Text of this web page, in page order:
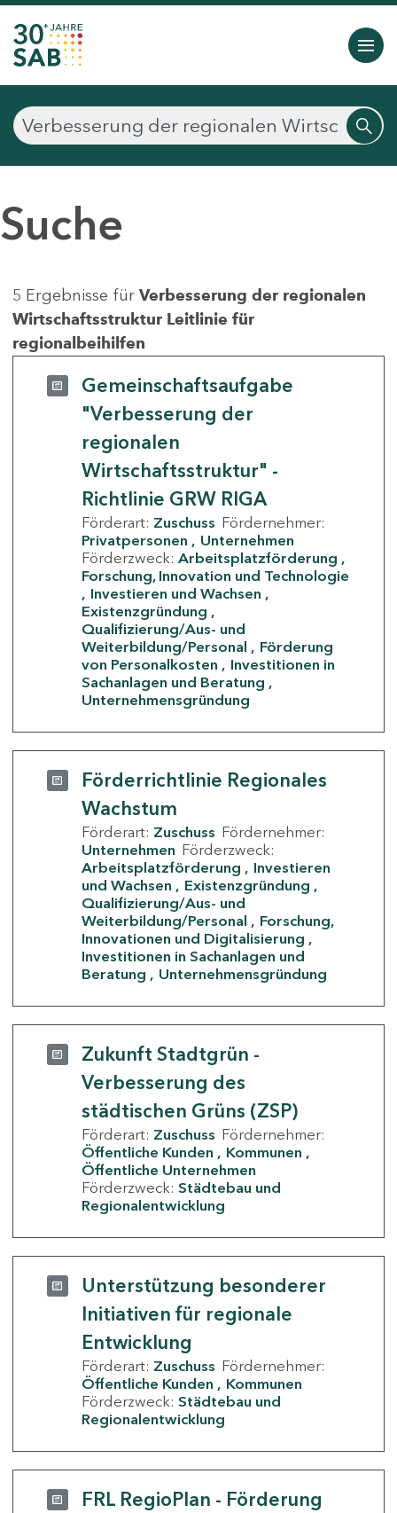
Suche
5 Ergebnisse für Verbesserung der regionalen
Wirtschaftsstruktur Leitlinie für
regionalbeihilfen
Gemeinschaftsaufgabe
"Verbesserung der
regionalen
Wirtschaftsstruktur" -
Richtlinie GRW RIGA
Förderart: Zuschuss Fördernehmer:
Privatpersonen
Unternehmen
Förderzweck: Arbeitsplatzförderung
Forschung, Innovation und Technologie
Investieren und Wachsen
Existenzgründung
Qualifizierung/Aus- und
Weiterbildung/Personal
Förderung
von Personalkosten
Investitionen in
Sachanlagen und Beratung
Unternehmensgründung
Förderrichtlinie Regionales
Wachstum
Förderart: Zuschuss Fördernehmer:
Unternehmen Förderzweck:
Arbeitsplatzförderung
Investieren
und Wachsen
Existenzgründung
Qualifizierung/Aus- und
Weiterbildung/Personal
Forschung,
Innovationen und Digitalisierung
Investitionen in Sachanlagen und
Beratung
Unternehmensgründung
Zukunft Stadtgrün -
Verbesserung des
städtischen Grüns (ZSP)
Förderart: Zuschuss Fördernehmer:
Öffentliche Kunden
Kommunen
Öffentliche Unternehmen
Förderzweck: Städtebau und
Regionalentwicklung
Unterstützung besonderer
Initiativen für regionale
Entwicklung
Förderart: Zuschuss Fördernehmer:
Öffentliche Kunden
Kommunen
Förderzweck: Städtebau und
Regionalentwicklung
FRL RegioPlan - Förderung